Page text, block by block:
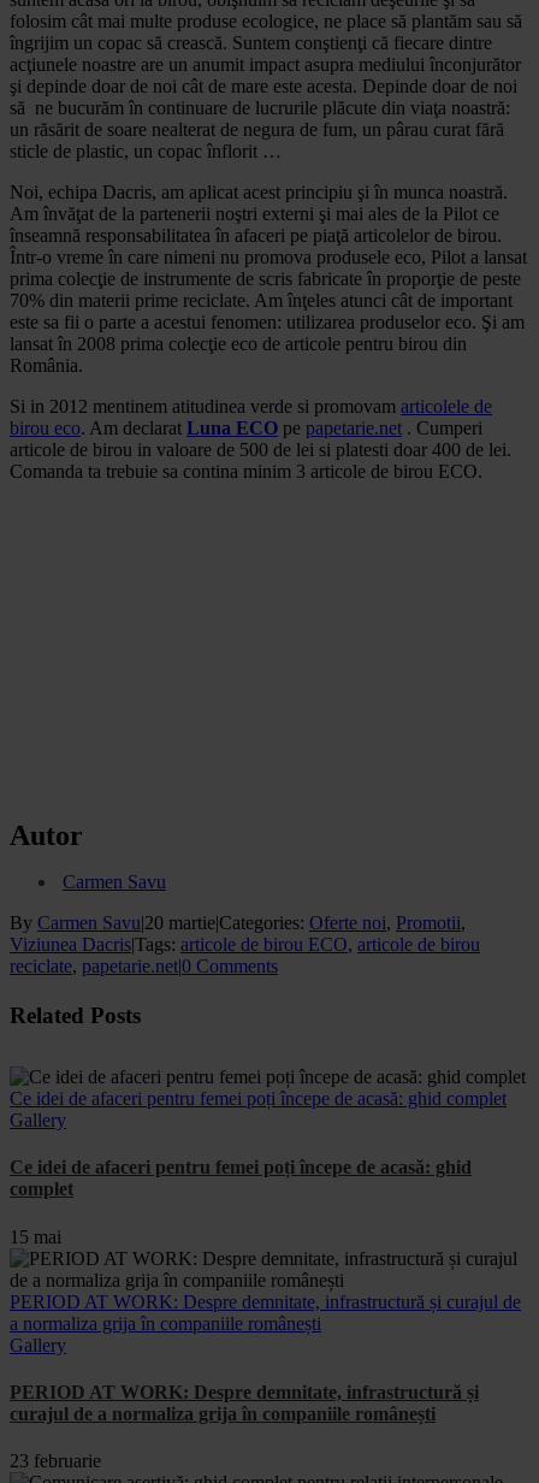
folosim cât mai multe produse ecologice, ne place să plantăm sau să
îngrijim un copac să crească. Suntem conştienţi că fiecare dintre
acţiunele noastre are un anumit impact asupra mediului înconjurător
şi depinde doar de noi cât de mare este acesta. Depinde doar de noi
să ne bucurăm în continuare de lucrurile plăcute din viaţa noastră:
un răsărit de soare nealterat de negura de fum, un pârau curat fără
sticle de plastic, un copac înflorit …
Noi, echipa Dacris, am aplicat acest principiu şi în munca noastră.
Am învăţat de la partenerii noştri externi şi mai ales de la Pilot ce
înseamnă responsabilitatea în afaceri pe piaţă articolelor de birou.
Într-o vreme în care nimeni nu promova produsele eco, Pilot a lansat
prima colecţie de instrumente de scris fabricate în proporţie de peste
70% din materii prime reciclate. Am înţeles atunci cât de important
este sa fii o parte a acestui fenomen: utilizarea produselor eco. Şi am
lansat în 2008 prima colecţie eco de articole pentru birou din
România.
Si in 2012 mentinem atitudinea verde si promovam articolele de
birou eco. Am declarat Luna ECO pe papetarie.net . Cumperi
articole de birou in valoare de 500 de lei si platesti doar 400 de lei.
Comanda ta trebuie sa contina minim 3 articole de birou ECO.
Autor
Carmen Savu
By Carmen Savu|20 martie|Categories: Oferte noi, Promotii,
Viziunea Dacris|Tags: articole de birou ECO, articole de birou
reciclate, papetarie.net|0 Comments
Facebook
X
WhatsApp
Email
Related Posts
Ce idei de afaceri pentru femei poți începe de acasă: ghid complet
Gallery
Ce idei de afaceri pentru femei poți începe de acasă: ghid
complet
15 mai
PERIOD AT WORK: Despre demnitate, infrastructură și curajul de
a normaliza grija în companiile românești
Gallery
PERIOD AT WORK: Despre demnitate, infrastructură și
curajul de a normaliza grija în companiile românești
23 februarie